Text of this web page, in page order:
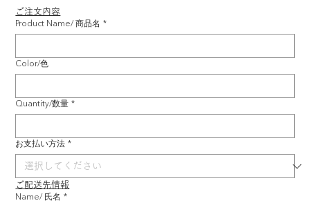
ご注文内容
Product Name/ 商品名 *
Color/色
Quantity/数量 *
お支払い方法 *
ご配送先情報
Name/ 氏名 *